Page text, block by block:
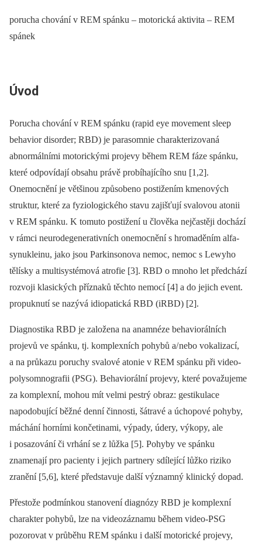
porucha chování v REM spánku – motorická aktivita – REM
spánek
Úvod
Porucha chování v REM spánku (rapid eye movement sleep
behavior disorder; RBD) je parasomnie charakterizovaná
abnormálními motorickými projevy během REM fáze spánku,
které odpovídají obsahu právě probíhajícího snu [1,2].
Onemocnění je většinou způsobeno postižením kmenových
struktur, které za fyziologického stavu zajišťují svalovou atonii
v REM spánku. K tomuto postižení u člověka nejčastěji dochází
v rámci neurodegenerativních onemocnění s hromaděním alfa-
synukleinu, jako jsou Parkinsonova nemoc, nemoc s Lewyho
tělísky a multisystémová atrofie [3]. RBD o mnoho let předchází
rozvoji klasických příznaků těchto nemocí [4] a do jejich event.
propuknutí se nazývá idiopatická RBD (iRBD) [2].
Dia­gnostika RBD je založena na anamnéze behaviorálních
projevů ve spánku, tj. komplexních pohybů a/ nebo vokalizací,
a na průkazu poruchy svalové atonie v REM spánku při video-
polysomnografii (PSG). Behaviorální projevy, které považujeme
za komplexní, mohou mít velmi pestrý obraz: gestikulace
napodobující běžné den­ní čin­nosti, šátravé a úchopové pohyby,
máchání horními končetinami, výpady, údery, výkopy, ale
i posazování či vrhání se z lůžka [5]. Pohyby ve spánku
znamenají pro pa­cienty i jejich partnery sdílející lůžko riziko
zranění [5,6], které představuje další významný klinický dopad.
Přestože podmínkou stanovení dia­gnózy RBD je komplexní
charakter pohybů, lze na videozáznamu během video-PSG
pozorovat v průběhu REM spánku i další motorické projevy,